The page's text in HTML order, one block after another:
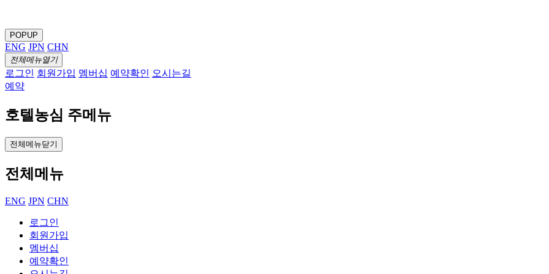
POPUP
ENG JPN CHN
전체메뉴열기
로그인 회원가입 멤버십 예약확인 오시는길
예약
호텔농심 주메뉴
전체메뉴닫기
전체메뉴
ENG JPN CHN
로그인
회원가입
멤버십
예약확인